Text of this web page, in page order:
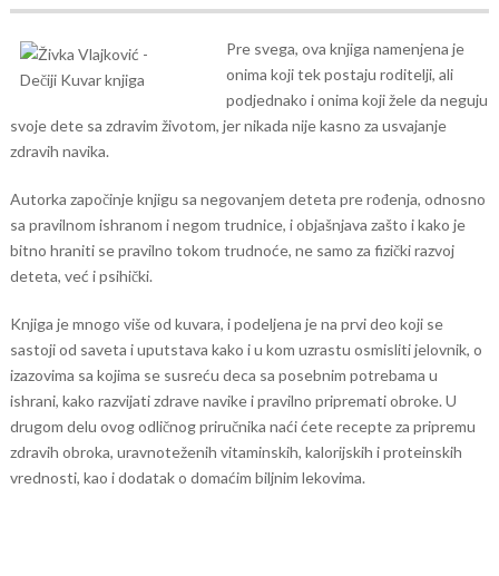
Pre svega, ova knjiga namenjena je
onima koji tek postaju roditelji, ali
podjednako i onima koji žele da neguju
svoje dete sa zdravim životom, jer nikada nije kasno za usvajanje
zdravih navika.
Autorka započinje knjigu sa negovanjem deteta pre rođenja, odnosno
sa pravilnom ishranom i negom trudnice, i objašnjava zašto i kako je
bitno hraniti se pravilno tokom trudnoće, ne samo za fizički razvoj
deteta, već i psihički.
Knjiga je mnogo više od kuvara, i podeljena je na prvi deo koji se
sastoji od saveta i uputstava kako i u kom uzrastu osmisliti jelovnik, o
izazovima sa kojima se susreću deca sa posebnim potrebama u
ishrani, kako razvijati zdrave navike i pravilno pripremati obroke. U
drugom delu ovog odličnog priručnika naći ćete recepte za pripremu
zdravih obroka, uravnoteženih vitaminskih, kalorijskih i proteinskih
vrednosti, kao i dodatak o domaćim biljnim lekovima.